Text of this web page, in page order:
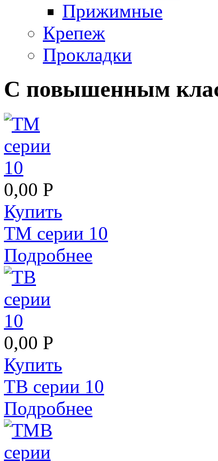
Прижимные
Крепеж
Прокладки
С повышенным
0,00 Р
Купить
ТМ серии 10
Подробнее
0,00 Р
Купить
ТВ серии 10
Подробнее